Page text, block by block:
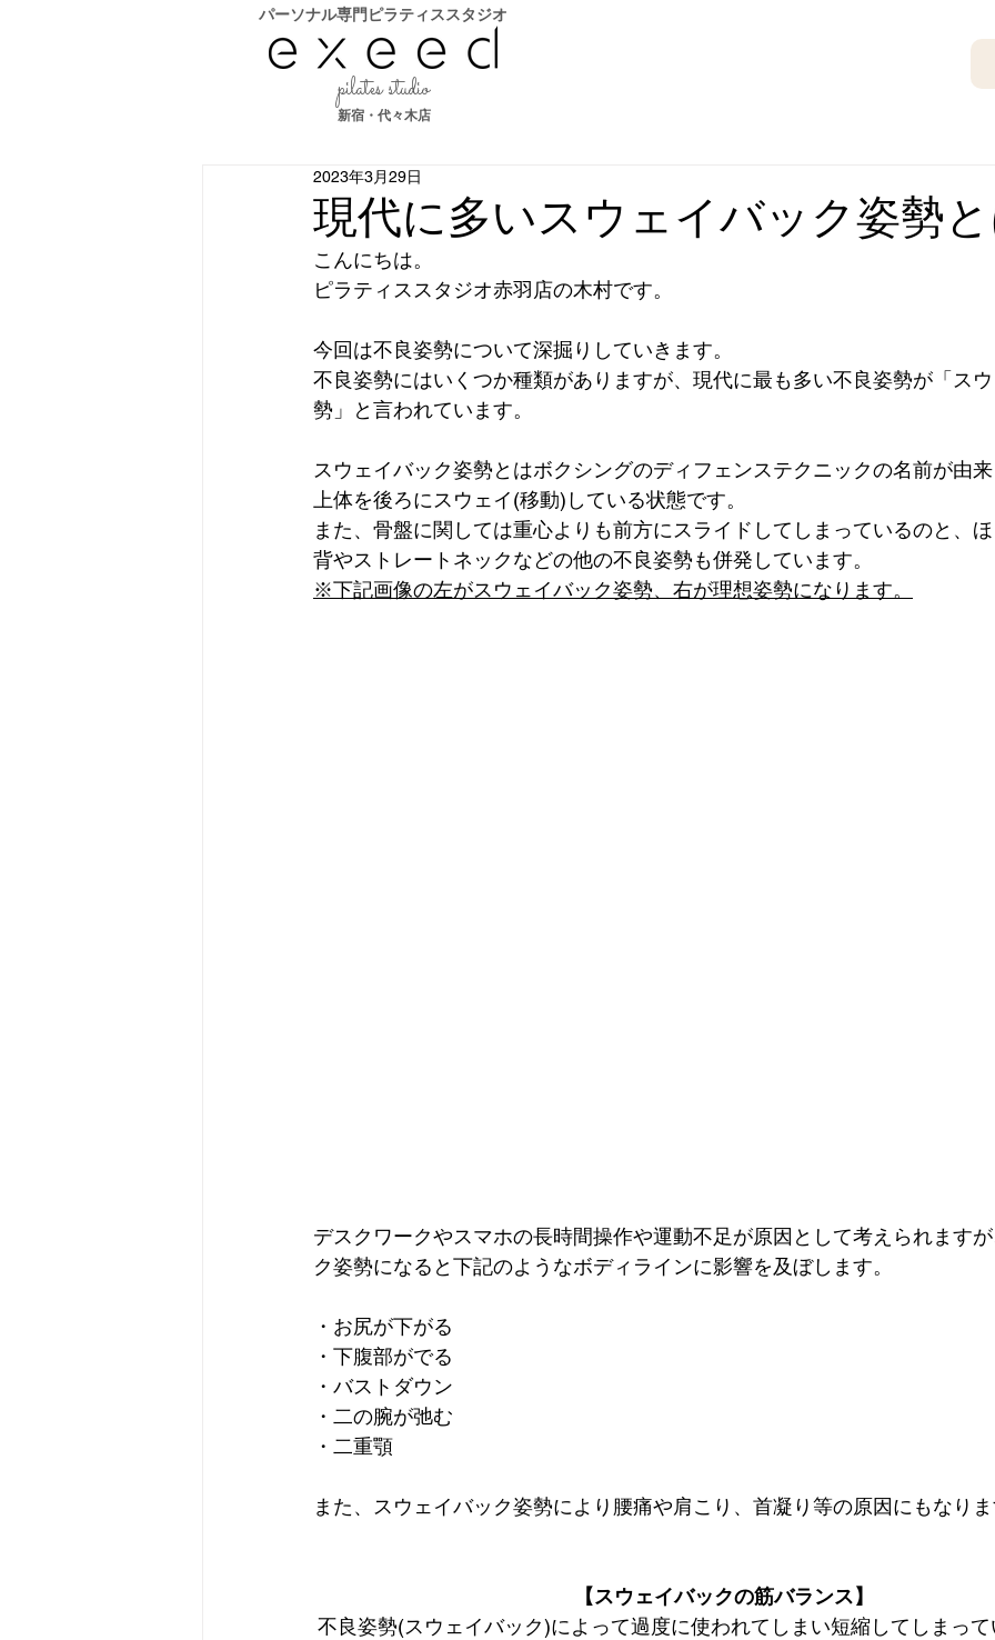
​パーソナル専門ピラティススタジオ
pilates studio
新宿・代々木店
現代に多いスウェイバック姿勢
2023年3月29日
こんにちは。
ピラティススタジオ赤羽店の木村です。
今回は不良姿勢について深掘りしていきます。
不良姿勢にはいくつか種類がありますが、現代に最も多い不良姿勢が「ス
勢」と言われています。
スウェイバック姿勢とはボクシングのディフェンステクニックの名前が由来
上体を後ろにスウェイ(移動)している状態です。
また、骨盤に関しては重心よりも前方にスライドしてしまっているのと、
背やストレートネックなどの他の不良姿勢も併発しています。
※下記画像の左がスウェイバック姿勢、右が理想姿勢になります。
デスクワークやスマホの長時間操作や運動不足が原因として考えられます
ク姿勢になると下記のようなボディラインに影響を及ぼします。
・お尻が下がる
・下腹部がでる
・バストダウン
・二の腕が弛む
・二重顎
また、スウェイバック姿勢により腰痛や肩こり、首凝り等の原因にもなりま
【スウェイバックの筋バランス】
不良姿勢(スウェイバック)によって過度に使われてしまい短縮してしまっ